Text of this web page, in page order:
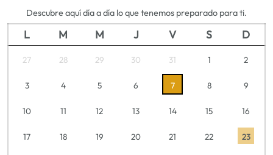
Descubre aquí día a día lo que tenemos preparado para ti.
L M M J V S D
27 28 29 30 31 1 2
3 4 5 6 7 8 9
10 11 12 13 14 15 16
17 18 19 20 21 22 23